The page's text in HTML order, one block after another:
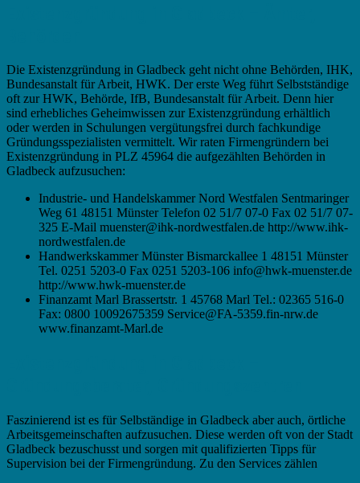
Die Existenzgründung in Gladbeck geht nicht ohne Behörden, IHK,
Bundesanstalt für Arbeit, HWK. Der erste Weg führt Selbstständige
oft zur HWK, Behörde, IfB, Bundesanstalt für Arbeit. Denn hier
sind erhebliches Geheimwissen zur Existenzgründung erhältlich
oder werden in Schulungen vergütungsfrei durch fachkundige
Gründungsspezialisten vermittelt. Wir raten Firmengründern bei
Existenzgründung in PLZ 45964 die aufgezählten Behörden in
Gladbeck aufzusuchen:
Industrie- und Handelskammer Nord Westfalen Sentmaringer
Weg 61 48151 Münster Telefon 02 51/7 07-0 Fax 02 51/7 07-
325 E-Mail muenster@ihk-nordwestfalen.de http://www.ihk-
nordwestfalen.de
Handwerkskammer Münster Bismarckallee 1 48151 Münster
Tel. 0251 5203-0 Fax 0251 5203-106 info@hwk-muenster.de
http://www.hwk-muenster.de
Finanzamt Marl Brassertstr. 1 45768 Marl Tel.: 02365 516-0
Fax: 0800 10092675359 Service@FA-5359.fin-nrw.de
www.finanzamt-Marl.de
Faszinierend ist es für Selbständige in Gladbeck aber auch, örtliche
Arbeitsgemeinschaften aufzusuchen. Diese werden oft von der Stadt
Gladbeck bezuschusst und sorgen mit qualifizierten Tipps für
Supervision bei der Firmengründung. Zu den Services zählen